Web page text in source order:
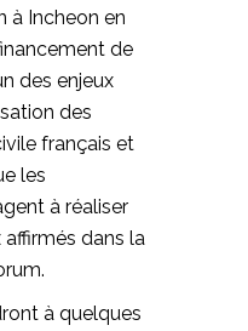
à Incheon en
de
des enjeux
des
français et
les
à réaliser
dans la
à quelques